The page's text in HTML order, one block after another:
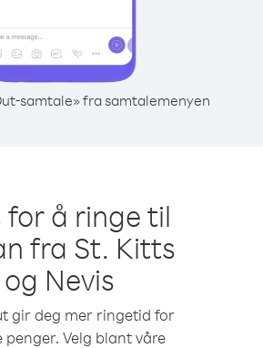
samtale» fra samtalemenyen
for å ringe til
fra St. Kitts
og Nevis
gir deg mer ringetid for
penger. Velg blant våre